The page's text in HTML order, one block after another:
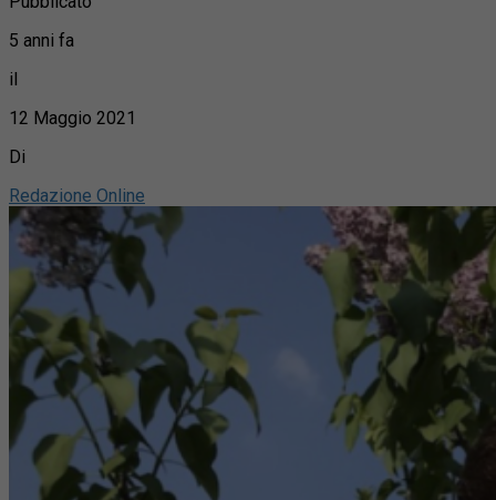
5 anni fa
il
12 Maggio 2021
Di
Redazione Online